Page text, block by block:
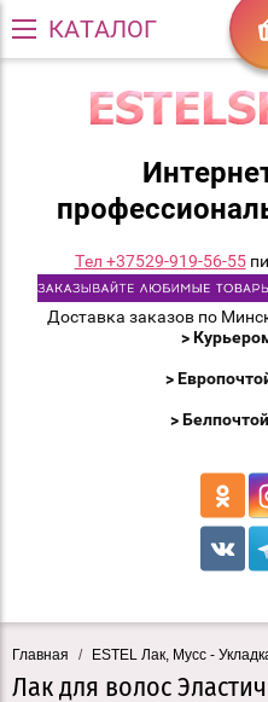
КАТАЛОГ
Тел +37529-919-56-55
Доставка заказов по
>
>
>
Главная / ESTEL Лак, Мусс -
Лак для волос